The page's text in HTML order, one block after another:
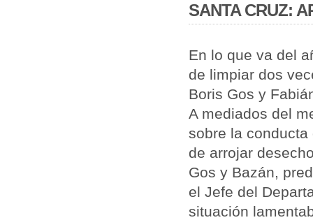
SANTA CRUZ:
En lo que va del
de limpiar dos
Boris Gos y
A mediados del
sobre la
de arrojar
Gos y Bazán,
el Jefe del
situación